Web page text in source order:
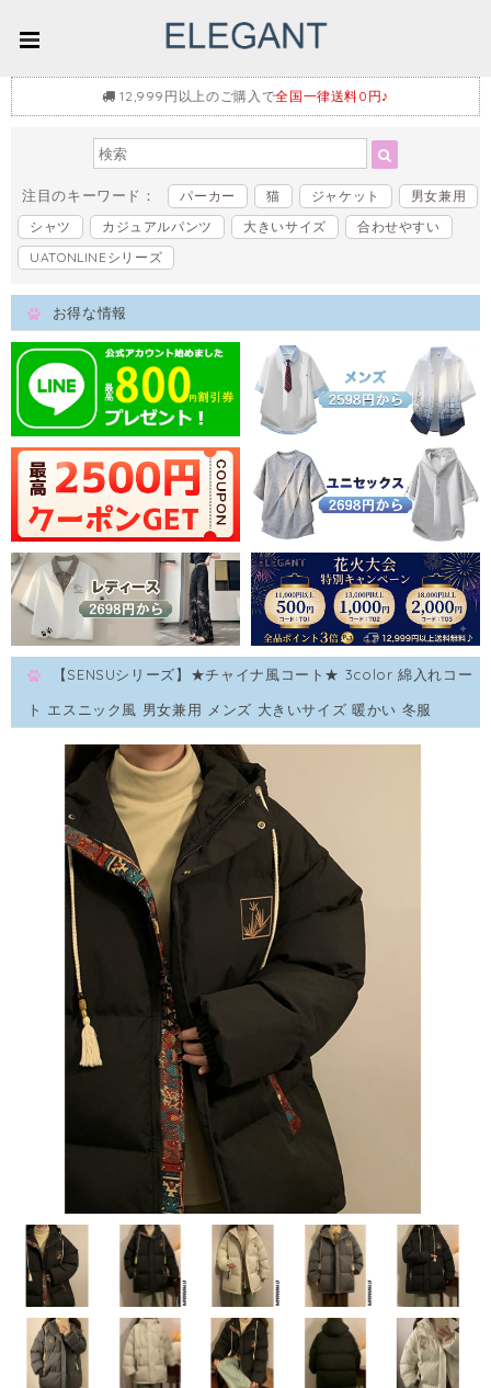
12,999円以上のご購入で全国一律送料0円♪
注目のキーワード： パーカー 猫 ジャケット
男女兼用
シャツ
カジュアルパンツ 大きいサイズ
合わせやすい
UATONLINEシリーズ
お得な情報
【SENSUシリーズ】★チャイナ風コート★ 3color 綿入れコー
ト エスニック風 男女兼用 メンズ 大きいサイズ 暖かい 冬服